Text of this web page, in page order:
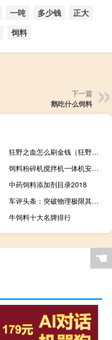
一吨 多少钱
正大
饲料
下一篇
鹅吃什么饲料
狂野之血怎么刷金钱（狂野之血最新刷金钱方法 快吧手游）
饲料粉碎机搅拌机一体机安装视频
中药饲料添加剂目录2018
车评头条：突破物理极限其实很简单 体验奥迪冰雪嘉年华
牛饲料十大名牌排行
☚